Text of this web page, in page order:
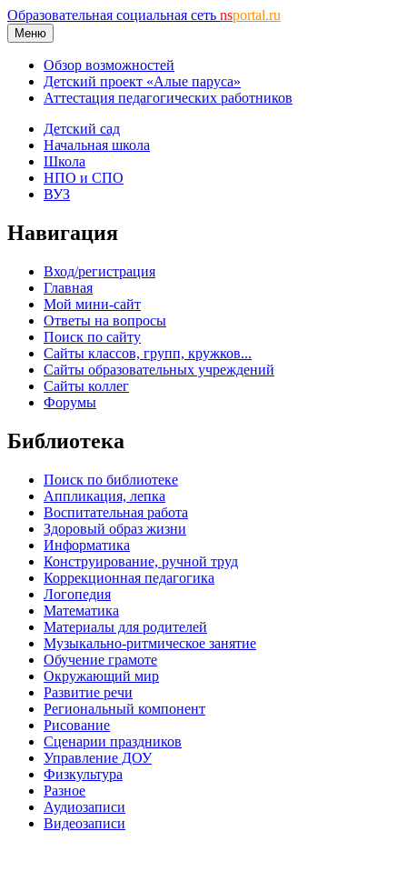
Образовательная социальная сеть nsportal.ru
Меню
Обзор возможностей
Детский проект «Алые паруса»
Аттестация педагогических работников
Детский сад
Начальная школа
Школа
НПО и СПО
ВУЗ
Навигация
Вход/регистрация
Главная
Мой мини-сайт
Ответы на вопросы
Поиск по сайту
Сайты классов, групп, кружков...
Сайты образовательных учреждений
Сайты коллег
Форумы
Библиотека
Поиск по библиотеке
Аппликация, лепка
Воспитательная работа
Здоровый образ жизни
Информатика
Конструирование, ручной труд
Коррекционная педагогика
Логопедия
Математика
Материалы для родителей
Музыкально-ритмическое занятие
Обучение грамоте
Окружающий мир
Развитие речи
Региональный компонент
Рисование
Сценарии праздников
Управление ДОУ
Физкультура
Разное
Аудиозаписи
Видеозаписи